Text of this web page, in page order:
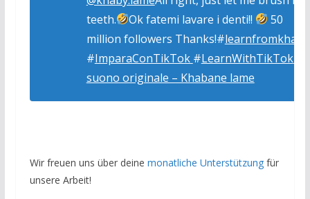
teeth.
Ok fatemi lavare i denti!!
50
million followers Thanks!#learnfromkhaby
#ImparaConTikTok #LearnWithTikTok♬
suono originale – Khabane lame
Wir freuen uns über deine monatliche Unterstützungfür
unsere Arbeit!